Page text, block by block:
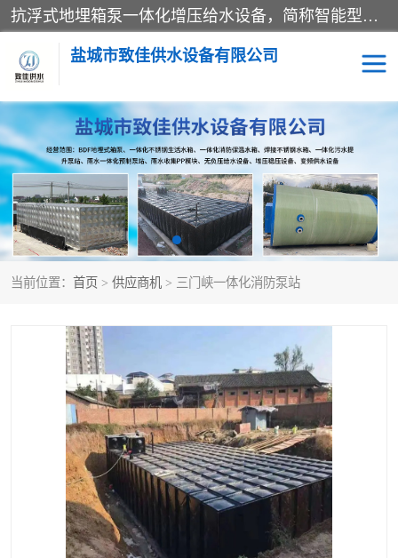
抗浮式地埋箱泵一体化增压给水设备，简称智能型泵站。它由由水泵机组、消防水箱、泵房三大部分组成，其抗浮效果好，因为设计时通过将底板与箱体联在一起，箱体重量抵消了地下水浮力。系统维护好，内部拉筋、泵站、管道，喷淋等各部运行正堂，无一损坏；结构更牢固。
盐城市致佳供水设备有限公司
当前位置： 首页 > 供应商机 > 三门峡一体化消防泵站
消防一体化水箱 地埋箱泵一体化
一体化污水泵站